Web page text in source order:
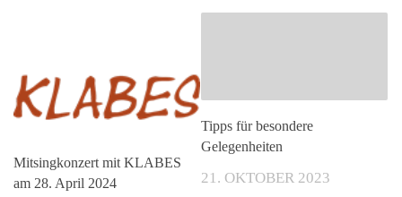
Mitsingkonzert mit KLABES
am 28. April 2024
Tipps für besondere
Gelegenheiten
21. OKTOBER 2023